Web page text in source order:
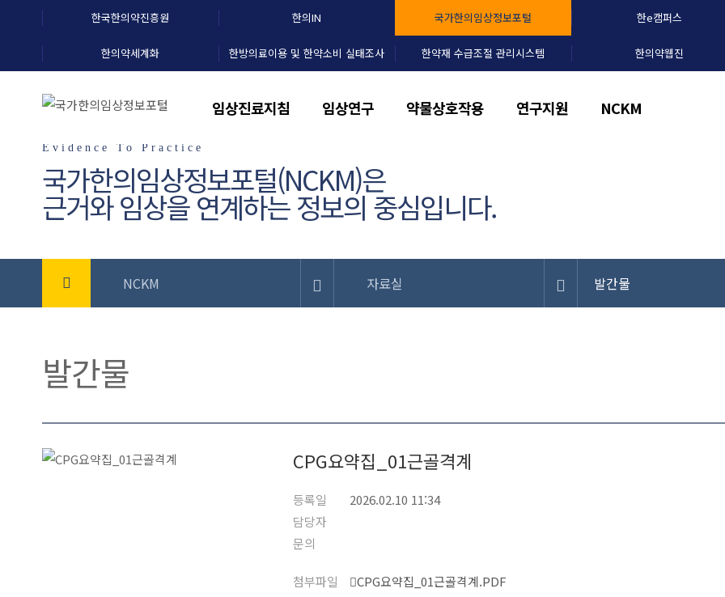
한국한의약진흥원 한의IN 국가한의임상정보포털 한e캠퍼스
한의약세계화 한방의료이용 및 한약소비 실태조사 한약재 수급조절 관리시스템 한의약웹진
임상진료지침 임상연구 약물상호작용 연구지원 NCKM
Evidence To Practice
국가한의임상정보포털(NCKM)은
근거와 임상을 연계하는 정보의 중심입니다.
NCKM 자료실 발간물
발간물
CPG요약집_01근골격계
등록일
2026.02.10 11:34
담당자
문의
첨부파일 CPG요약집_01근골격계.PDF